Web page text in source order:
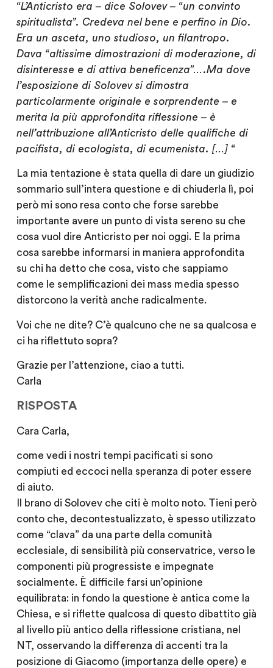
“L’Anticristo era – dice Solovev – “un convinto
spiritualista”. Credeva nel bene e perfino in Dio.
Era un asceta, uno studioso, un filantropo.
Dava “altissime dimostrazioni di moderazione, di
disinteresse e di attiva beneficenza”….Ma dove
l’esposizione di Solovev si dimostra
particolarmente originale e sorprendente – e
merita la più approfondita riflessione – è
nell’attribuzione all’Anticristo delle qualifiche di
pacifista, di ecologista, di ecumenista. […] “
La mia tentazione è stata quella di dare un giudizio
sommario sull’intera questione e di chiuderla lì, poi
però mi sono resa conto che forse sarebbe
importante avere un punto di vista sereno su che
cosa vuol dire Anticristo per noi oggi. E la prima
cosa sarebbe informarsi in maniera approfondita
su chi ha detto che cosa, visto che sappiamo
come le semplificazioni dei mass media spesso
distorcono la verità anche radicalmente.
Voi che ne dite? C’è qualcuno che ne sa qualcosa e
ci ha riflettuto sopra?
Grazie per l’attenzione, ciao a tutti.
Carla
RISPOSTA
Cara Carla,
come vedi i nostri tempi pacificati si sono
compiuti ed eccoci nella speranza di poter essere
di aiuto.
Il brano di Solovev che citi è molto noto. Tieni però
conto che, decontestualizzato, è spesso utilizzato
come “clava” da una parte della comunità
ecclesiale, di sensibilità più conservatrice, verso le
componenti più progressiste e impegnate
socialmente. È difficile farsi un’opinione
equilibrata: in fondo la questione è antica come la
Chiesa, e si riflette qualcosa di questo dibattito già
al livello più antico della riflessione cristiana, nel
NT, osservando la differenza di accenti tra la
posizione di Giacomo (importanza delle opere) e